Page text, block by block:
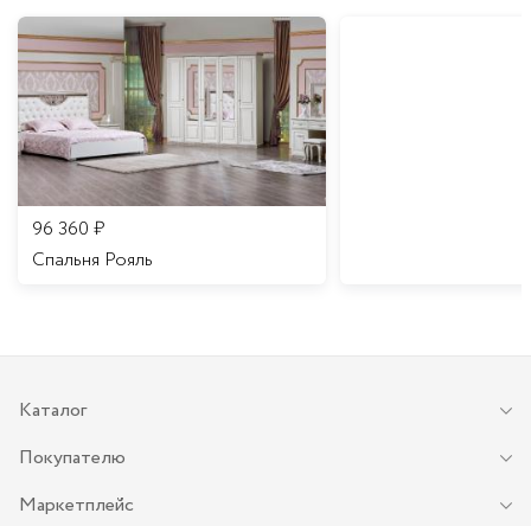
96 360 ₽
Спальня Рояль
Каталог
Покупателю
Маркетплейс